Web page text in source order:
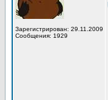
Зарегистрирован: 29.11.2009
Сообщения: 1929